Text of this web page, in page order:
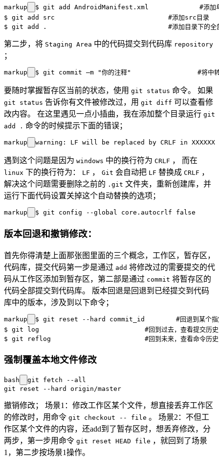
markup
$ git add AndroidManifest.xml             #添加单
$ git add src                             #添加src目录
第二步，将 Staging Area 中的代码提交到代码库 repository
；
markup
要随时掌握暂存区当前的状态，使用 git status 命令。 如果
git status 告诉你有文件被修改过，用 git diff 可以查看修
改内容。 在这里遇见一点小插曲，我在添加整个目录运行 git
add . 命令的时候提示下面的错误；
markup
遇到这个问题是因为 windows 中的换行符为 CRLF ， 而在
linux 下的换行符为： LF ， Git 会自动把 LF 替换成 CRLF ，
解决这个问题需要删除之前的 .git 文件夹，重新创建库，并
运行下面代码设置关掉这个自动替换的选项；
markup
版本回退和撤销修改：
首先你得清楚上面那张图里面的三个概念，工作区，暂存区，
代码库，提交代码第一步是通过 add 将修改过的需要提交的代
码从工作区添加到暂存区，第二部是通过 commit 将暂存区的
代码全部提交到代码库。 版本回退是回退到已经提交到代码
库中的版本，涉及到以下命令；
markup
$ git reset --hard commit_id        #回退到某个指定版本
$ git log                           #回到过去，查看提交历史，以
强制覆盖本地文件修改
bash
git fetch --all
撤销修改； 场景1：修改工作区某个文件，想直接丢弃工作区
的修改时，用命令 git checkout -- file 。 场景2：不但工
作区某个文件的内容，还add到了暂存区时，想丢弃修改，分
两步，第一步用命令 git reset HEAD file ，就回到了场景
1，第二步按场景1操作。